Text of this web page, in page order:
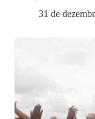
31 de